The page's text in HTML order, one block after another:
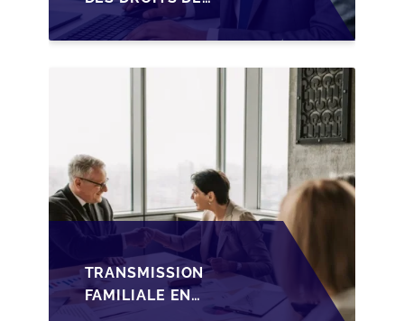
SUCCESSION EN
WALLONIE SUR LA
TRANSMISSION
TRANSMISSION
FAMILIALE EN